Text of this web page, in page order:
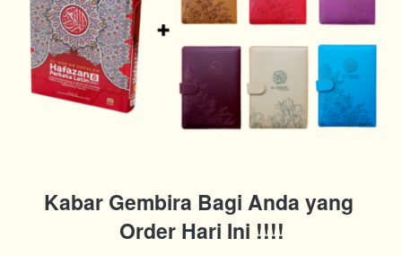
Kabar Gembira Bagi Anda yang
Order Hari Ini !!!!